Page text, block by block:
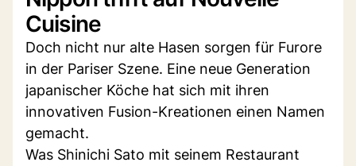
Cuisine
Doch nicht nur alte Hasen sorgen für Furore
in der Pariser Szene. Eine neue Generation
japanischer Köche hat sich mit ihren
innovativen Fusion-Kreationen einen Namen
gemacht.
Was Shinichi Sato mit seinem Restaurant